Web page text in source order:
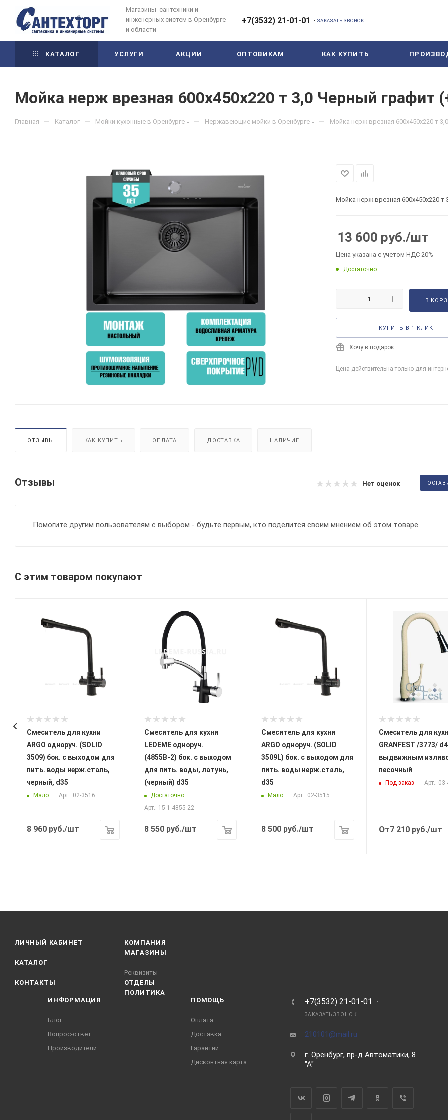
Магазины сантехники и
инженерных систем в Оренбурге
и области
+7(3532) 21-01-01 ЗАКАЗАТЬ ЗВОНОК
КАТАЛОГ УСЛУГИ АКЦИИ ОПТОВИКАМ КАК КУПИТЬ
Мойка нерж врезная 600х450х220 т 3,0 Черный графит
Главная — Каталог — Мойки кухонные в Оренбурге — Нержавеющие мойки в Оренбурге — Мойка нерж врезная 600х450х220 т
Мойка нерж врезная 600х450х220 т
13 600 руб./шт
Цена указана с учетом НДС 20%
Достаточно
В
КУПИТЬ В 1 КЛИК
Хочу в подарок
Цена действительна только для
ОТЗЫВЫ КАК КУПИТЬ ОПЛАТА ДОСТАВКА НАЛИЧИЕ
Отзывы Нет оценок
Помогите другим пользователям с выбором - будьте первым, кто поделится своим мнением об этом товаре
С этим товаром покупают
Смеситель для кухни
ARGO одноруч. (SOLID
3509) бок. с выходом для
пить. воды нерж.сталь,
черный, d35
Мало Арт.: 02-3516
8 960 руб./шт
Смеситель для кухни
LEDEME одноруч.
(4855В-2) бок. с выходом
для пить. воды, латунь,
(черный) d35
Достаточно
Арт.: 15-1-4855-22
8 550руб./шт
Смеситель для кухни
ARGO одноруч. (SOLID
3509L) бок. с выходом для
пить. воды нерж.сталь,
d35
Мало Арт.: 02-3515
8 500 руб./шт
Смеситель для
GRANFEST /3773/
выдвижным
песочный
Под заказ Арт.:
От7 210руб./шт
ЛИЧНЫЙ КАБИНЕТ
КАТАЛОГ
КОНТАКТЫ
КОМПАНИЯ
МАГАЗИНЫ
Реквизиты
ОТДЕЛЫ
ПОЛИТИКА
ИНФОРМАЦИЯ
Блог
Вопрос-ответ
Производители
ПОМОЩЬ
Оплата
Доставка
Гарантии
Дисконтная карта
+7(3532) 21-01-01
ЗАКАЗАТЬ ЗВОНОК
210101@mail.ru
г. Оренбург, пр-д Автоматики, 8
"А"